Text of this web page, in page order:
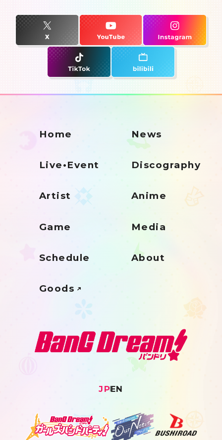
Home News
Live•Event Discography
Artist Anime
Game Media
Schedule About
Goods
JPEN